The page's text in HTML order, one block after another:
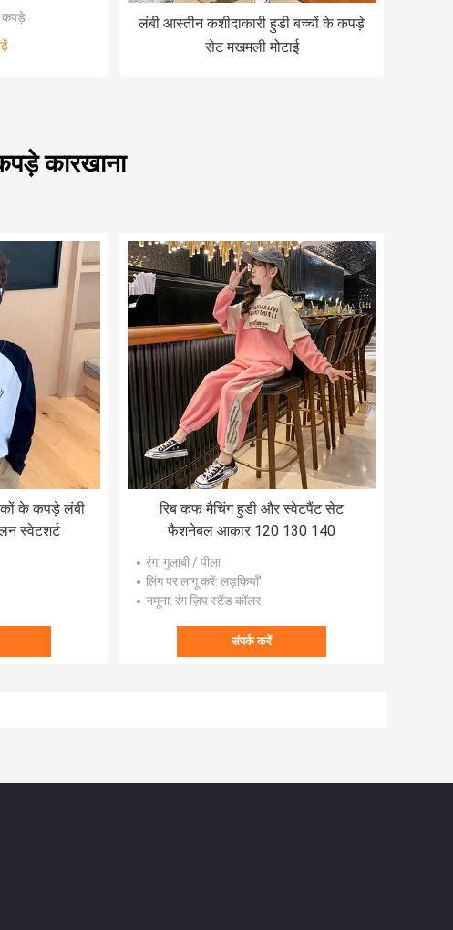
कपड़े
लंबी आस्तीन कशीदाकारी हुडी बच्चों के कपड़े
सेट मखमली मोटाई
कारखाना
के कपड़े लंबी
स्वेटशर्ट
रिब कफ मैचिंग हुडी और स्वेटपैंट सेट
फैशनेबल आकार 120 130 140
रंग: गुलाबी / पीला
लिंग पर लागू करें: लड़कियाँ'
नमूना: रंग ज़िप स्टैंड कॉलर
संपर्क करें